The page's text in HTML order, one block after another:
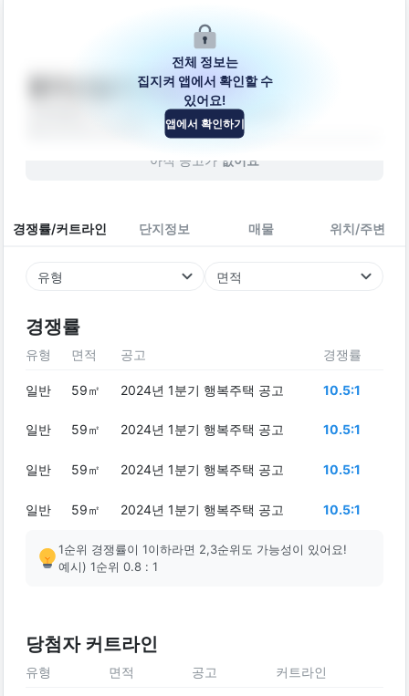
봉의산길22번길 24-7
강원특별자치도 춘천시 봉의산길22번길 24-7
아직 공고가 없어요
경쟁률/커트라인 단지정보 매물 위치/주변
유형 면적
경쟁률
전체 정보는
집지켜 앱에서 확인할 수
있어요!
앱에서 확인하기
유형 면적 공고 경쟁률
일반 59㎡ 2024년 1분기 행복주택 공고 10.5:1
일반 59㎡ 2024년 1분기 행복주택 공고 10.5:1
일반 59㎡ 2024년 1분기 행복주택 공고 10.5:1
일반 59㎡ 2024년 1분기 행복주택 공고 10.5:1
1순위 경쟁률이 1이하라면 2,3순위도 가능성이 있어요!
예시) 1순위 0.8 : 1
당첨자 커트라인
유형 면적 공고 커트라인